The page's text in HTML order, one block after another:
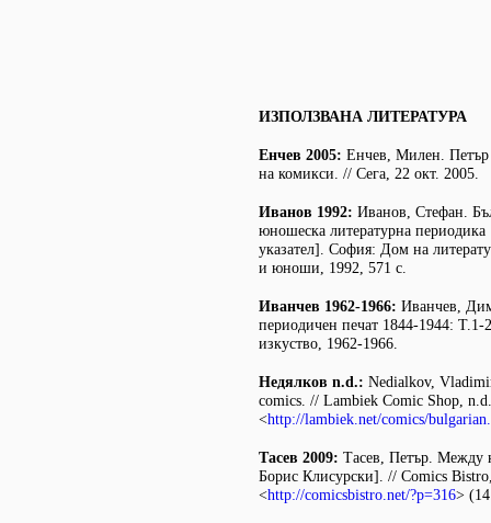
ИЗПОЛЗВАНА ЛИТЕРАТУРА
Енчев 2005: Енчев, Милен. Петър
на комикси. // Сега, 22 окт. 2005.
Иванов 1992: Иванов, Стефан.
юношеска литературна
указател]. София: Дом на
и юноши, 1992, 571 с.
Иванчев 1962-1966: Иванчев,
периодичен печат 1844-1944:
изкуство, 1962-1966.
Недялков n.d.: Nedialkov,
comics. // Lambiek Comic Shop, n.d.
<http://lambiek.net/comics/
Тасев 2009: Тасев, Петър. Между
Борис Клисурски]. // Comics
<http://comicsbistro.net/?p=316>